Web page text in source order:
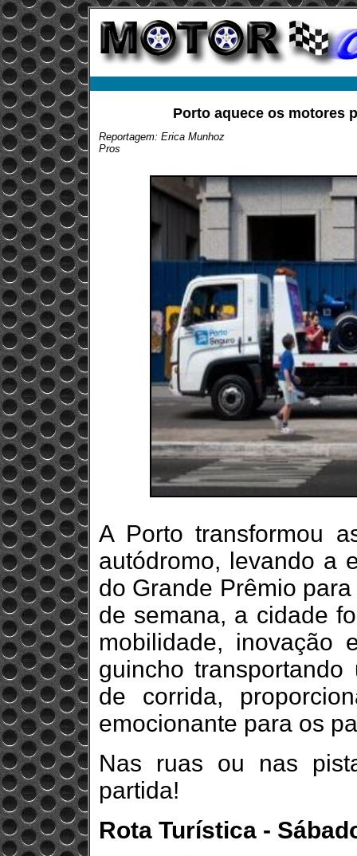
Porto aquece os motores
Reportagem: Erica Munhoz
Pros
A Porto transformou
autódromo, levando a
do Grande Prêmio
de semana, a cidade
mobilidade, inovação
guincho
de corrida,
emocionante para os
Nas ruas ou nas
partida!
Rota Turística -